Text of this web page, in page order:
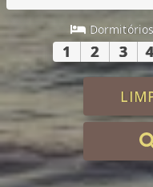
Dormitórios
1 2 3 4